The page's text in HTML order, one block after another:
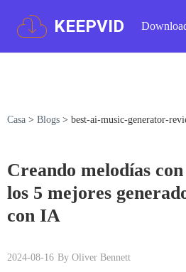
KEEPVID
Casa > Blogs > best-ai-music-generator-
Creando melodías
los 5 mejores
con IA
2024-08-16 By Oliver Bennett